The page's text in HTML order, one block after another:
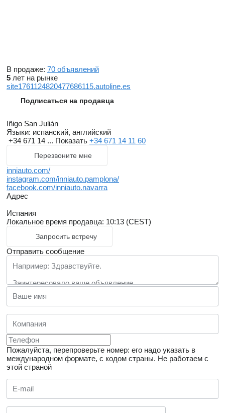
В продаже: 70 объявлений
5 лет на рынке
site1761124820477686115.autoline.es
Подписаться на продавца
Iñigo San Julián
Языки: испанский, английский
+34 671 14 ... Показать +34 671 14 11 60
Перезвоните мне
inniauto.com/
instagram.com/inniauto.pamplona/
facebook.com/inniauto.navarra
Адрес
Испания
Локальное время продавца: 10:13 (CEST)
Запросить встречу
Отправить сообщение
Пожалуйста, перепроверьте номер: его надо указать в
международном формате, с кодом страны. Не работаем с
этой страной